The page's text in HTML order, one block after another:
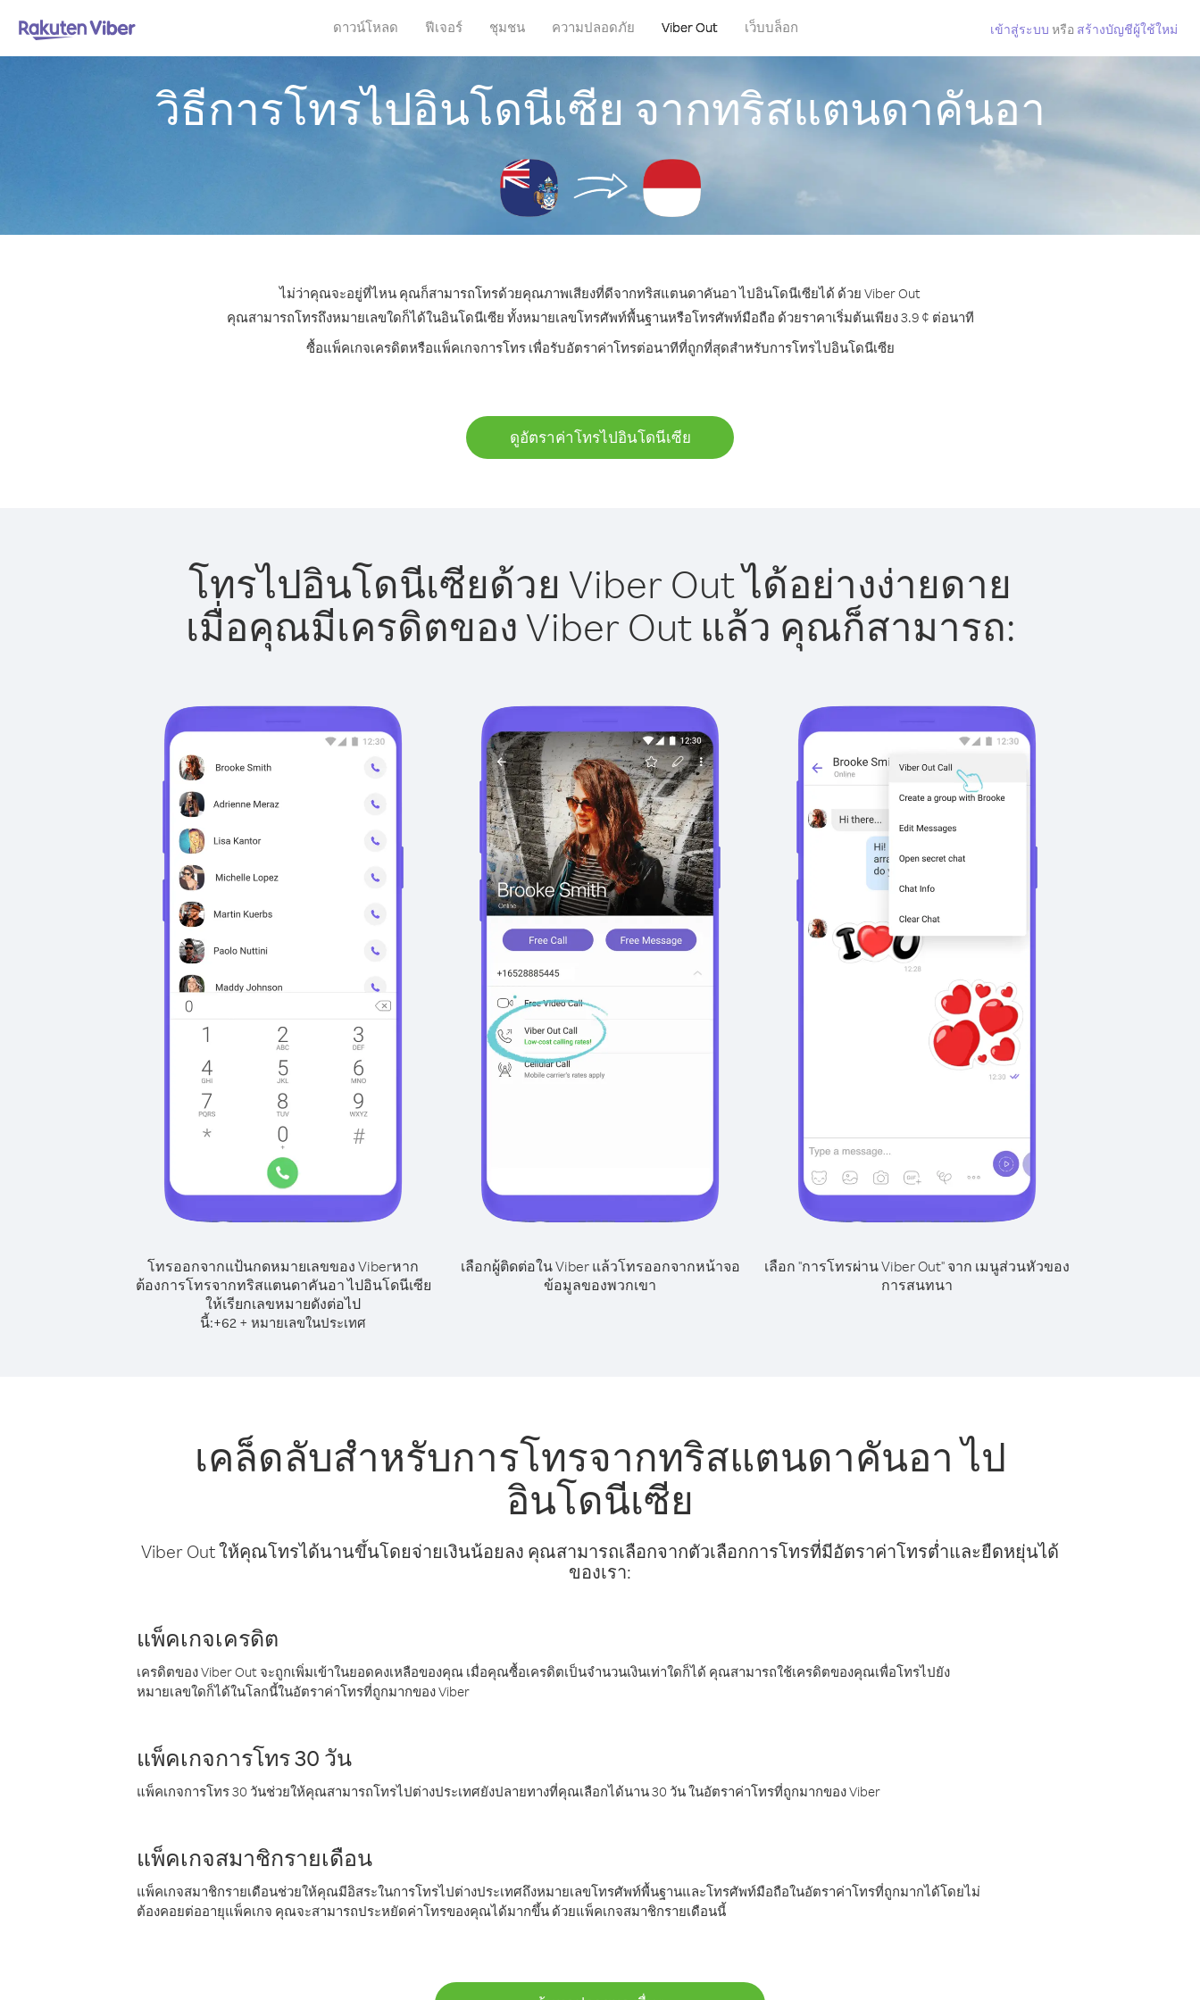
ดาวน์โหลด ฟีเจอร์ ชุมชน ความปลอดภัย Viber Out เว็บบล็อก เข้าสู่ระบบ หรือ สร้างบัญชีผู้ใช้ใหม่
วิธีการโทรไปอินโดนีเซีย จากทริสแตนดาคันอา
ไม่ว่าคุณจะอยู่ที่ไหน คุณก็สามารถโทรด้วยคุณภาพเสียงที่ดีจากทริสแตนดาคันอา ไปอินโดนีเซียได้ ด้วย Viber Out
คุณสามารถโทรถึงหมายเลขใดก็ได้ในอินโดนีเซีย ทั้งหมายเลขโทรศัพท์พื้นฐานหรือโทรศัพท์มือถือ ด้วยราคาเริ่มต้นเพียง 3.9 ¢ ต่อนาที
ซื้อแพ็คเกจเครดิตหรือแพ็คเกจการโทร เพื่อรับอัตราค่าโทรต่อนาทีที่ถูกที่สุดสำหรับการโทรไปอินโดนีเซีย
ดูอัตราค่าโทรไปอินโดนีเซีย
โทรไปอินโดนีเซียด้วย Viber Out ได้อย่างง่ายดาย
เมื่อคุณมีเครดิตของ Viber Out แล้ว คุณก็สามารถ:
โทรออกจากแป้นกดหมายเลขของ Viberหาก
ต้องการโทรจากทริสแตนดาคันอา ไปอินโดนีเซีย
ให้เรียกเลขหมายดังต่อไป
นี้:+62 + หมายเลขในประเทศ
เลือกผู้ติดต่อใน Viber แล้วโทรออกจากหน้าจอ
ข้อมูลของพวกเขา
เลือก "การโทรผ่าน Viber Out" จาก เมนูส่วนหัวของ
การสนทนา
เคล็ดลับสำหรับการโทรจากทริสแตนดาคันอา ไป
อินโดนีเซีย
Viber Out ให้คุณโทรได้นานขึ้นโดยจ่ายเงินน้อยลง คุณสามารถเลือกจากตัวเลือกการโทรที่มีอัตราค่าโทรต่ำและยืดหยุ่นได้
ของเรา:
แพ็คเกจเครดิต
เครดิตของ Viber Out จะถูกเพิ่มเข้าในยอดคงเหลือของคุณ เมื่อคุณซื้อเครดิตเป็นจำนวนเงินเท่าใดก็ได้ คุณสามารถใช้เครดิตของคุณเพื่อโทรไปยัง
หมายเลขใดก็ได้ในโลกนี้ในอัตราค่าโทรที่ถูกมากของ Viber
แพ็คเกจการโทร 30 วัน
แพ็คเกจการโทร 30 วันช่วยให้คุณสามารถโทรไปต่างประเทศยังปลายทางที่คุณเลือกได้นาน 30 วัน ในอัตราค่าโทรที่ถูกมากของ Viber
แพ็คเกจสมาชิกรายเดือน
แพ็คเกจสมาชิกรายเดือนช่วยให้คุณมีอิสระในการโทรไปต่างประเทศถึงหมายเลขโทรศัพท์พื้นฐานและโทรศัพท์มือถือในอัตราค่าโทรที่ถูกมากได้โดยไม่
ต้องคอยต่ออายุแพ็คเกจ คุณจะสามารถประหยัดค่าโทรของคุณได้มากขึ้น ด้วยแพ็คเกจสมาชิกรายเดือนนี้